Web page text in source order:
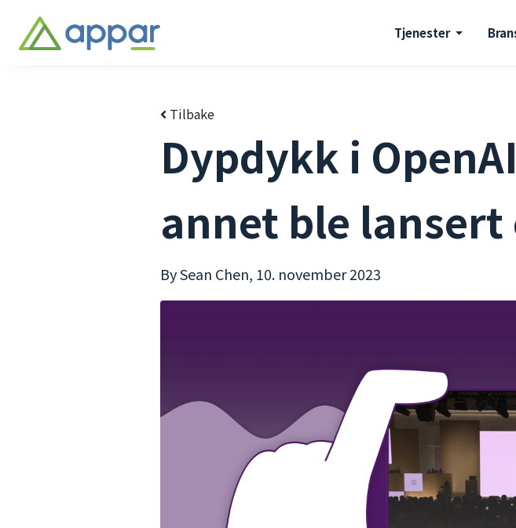
Tjenester
Tilbake
Dypdykk i
annet ble lansert
By Sean Chen, 10. november 2023